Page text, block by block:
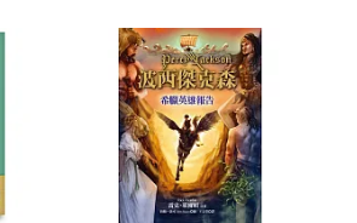
圖(5)
威格(5)
(5)
(17)